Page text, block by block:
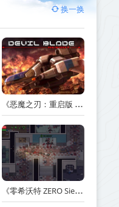
换一换
《恶魔之刃：重启版 DEVIL BLADE REBOOT》v1.2.4-免安装中文版丨中文版网盘下载
《零希沃特 ZERO Sievert》v1.2.59-免安装中文版丨中文版网盘下载